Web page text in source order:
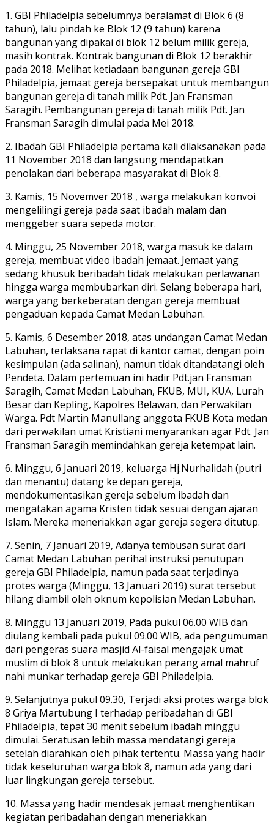
1. GBI Philadelpia sebelumnya beralamat di Blok 6 (8
tahun), lalu pindah ke Blok 12 (9 tahun) karena
bangunan yang dipakai di blok 12 belum milik gereja,
masih kontrak. Kontrak bangunan di Blok 12 berakhir
pada 2018. Melihat ketiadaan bangunan gereja GBI
Philadelpia, jemaat gereja bersepakat untuk membangun
bangunan gereja di tanah milik Pdt. Jan Fransman
Saragih. Pembangunan gereja di tanah milik Pdt. Jan
Fransman Saragih dimulai pada Mei 2018.
2. Ibadah GBI Philadelpia pertama kali dilaksanakan pada
11 November 2018 dan langsung mendapatkan
penolakan dari beberapa masyarakat di Blok 8.
3. Kamis, 15 Novemver 2018 , warga melakukan konvoi
mengelilingi gereja pada saat ibadah malam dan
menggeber suara sepeda motor.
4. Minggu, 25 November 2018, warga masuk ke dalam
gereja, membuat video ibadah jemaat. Jemaat yang
sedang khusuk beribadah tidak melakukan perlawanan
hingga warga membubarkan diri. Selang beberapa hari,
warga yang berkeberatan dengan gereja membuat
pengaduan kepada Camat Medan Labuhan.
5. Kamis, 6 Desember 2018, atas undangan Camat Medan
Labuhan, terlaksana rapat di kantor camat, dengan poin
kesimpulan (ada salinan), namun tidak ditandatangi oleh
Pendeta. Dalam pertemuan ini hadir Pdt.jan Fransman
Saragih, Camat Medan Labuhan, FKUB, MUI, KUA, Lurah
Besar dan Kepling, Kapolres Belawan, dan Perwakilan
Warga. Pdt Martin Manullang anggota FKUB Kota medan
dari perwakilan umat Kristiani menyarankan agar Pdt. Jan
Fransman Saragih memindahkan gereja ketempat lain.
6. Minggu, 6 Januari 2019, keluarga Hj.Nurhalidah (putri
dan menantu) datang ke depan gereja,
mendokumentasikan gereja sebelum ibadah dan
mengatakan agama Kristen tidak sesuai dengan ajaran
Islam. Mereka meneriakkan agar gereja segera ditutup.
7. Senin, 7 Januari 2019, Adanya tembusan surat dari
Camat Medan Labuhan perihal instruksi penutupan
gereja GBI Philadelpia, namun pada saat terjadinya
protes warga (Minggu, 13 Januari 2019) surat tersebut
hilang diambil oleh oknum kepolisian Medan Labuhan.
8. Minggu 13 Januari 2019, Pada pukul 06.00 WIB dan
diulang kembali pada pukul 09.00 WIB, ada pengumuman
dari pengeras suara masjid Al-faisal mengajak umat
muslim di blok 8 untuk melakukan perang amal mahruf
nahi munkar terhadap gereja GBI Philadelpia.
9. Selanjutnya pukul 09.30, Terjadi aksi protes warga blok
8 Griya Martubung I terhadap peribadahan di GBI
Philadelpia, tepat 30 menit sebelum ibadah minggu
dimulai. Seratusan lebih massa mendatangi gereja
setelah diarahkan oleh pihak tertentu. Massa yang hadir
tidak keseluruhan warga blok 8, namun ada yang dari
luar lingkungan gereja tersebut.
10. Massa yang hadir mendesak jemaat menghentikan
kegiatan peribadahan dengan meneriakkan